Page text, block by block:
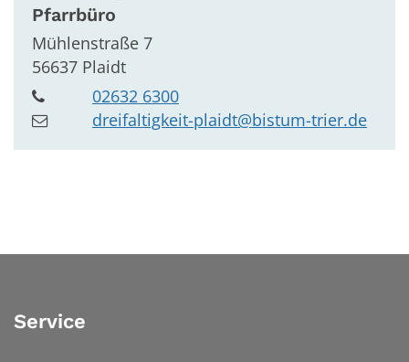
Pfarrbüro
Mühlenstraße 7
56637 Plaidt
02632 6300
dreifaltigkeit-plaidt@bistum-trier.de
Service